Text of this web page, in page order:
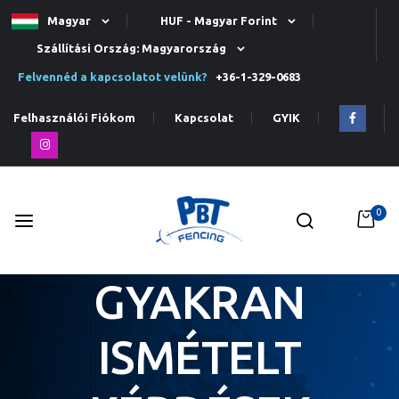
Magyar HUF - Magyar Forint
Szállítási Ország: Magyarország
Felvennéd a kapcsolatot velünk? +36-1-329-0683
Felhasználói Fiókom Kapcsolat GYIK
0
GYAKRAN
ISMÉTELT